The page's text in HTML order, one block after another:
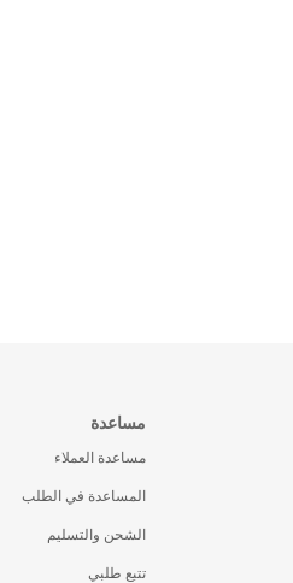
مساعدة
مساعدة العملاء
المساعدة في الطلب
الشحن والتسليم
تتبع طلبي